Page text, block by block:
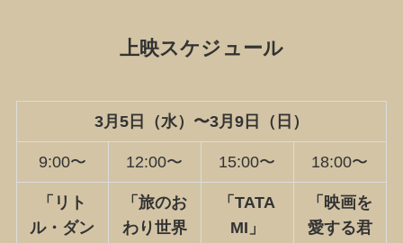
上映スケジュール
3月5日（水）〜3月9日（日）
9:00〜 12:00〜 15:00〜 18:00〜
「 リト
ル・ダン
「 旅のお
わり世界
「TATA
MI 」
「 映画を
愛する君